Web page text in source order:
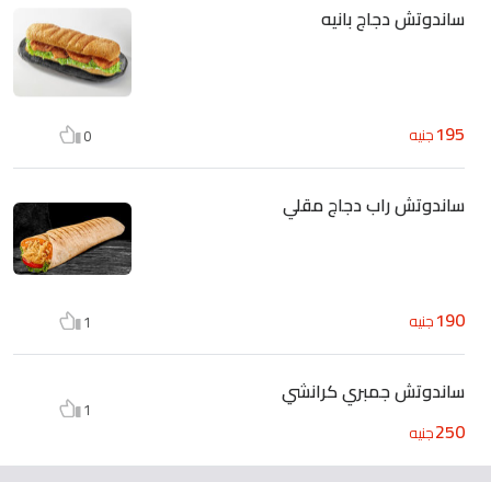
ساندوتش دجاج بانيه
195جنيه 0
ساندوتش راب دجاج مقلي
190جنيه 1
ساندوتش جمبري كرانشي
250جنيه
1